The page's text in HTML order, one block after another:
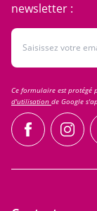
newsletter :
Adresse email
Ce formulaire est protégé
d'utilisation de Google
facebook